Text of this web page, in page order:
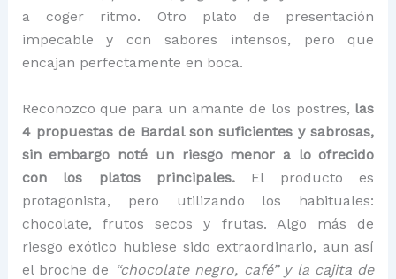
a coger ritmo. Otro plato de presentación
impecable y con sabores intensos, pero que
encajan perfectamente en boca.
Reconozco que para un amante de los postres, las
4 propuestas de Bardal son suficientes y sabrosas,
sin embargo noté un riesgo menor a lo ofrecido
con los platos principales. El producto es
protagonista, pero utilizando los habituales:
chocolate, frutos secos y frutas. Algo más de
riesgo exótico hubiese sido extraordinario, aun así
el broche de “chocolate negro, café” y la cajita de